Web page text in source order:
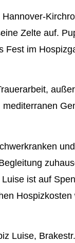
Zelte auf.
Fest im
ist auf
Hospizkosten
Luise,